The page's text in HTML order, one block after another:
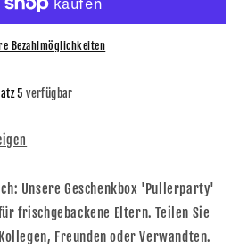
Bezahlmöglichkeiten
5 verfügbar
Unsere Geschenkbox 'Pullerparty'
frischgebackene Eltern. Teilen Sie
Freunden oder Verwandten.